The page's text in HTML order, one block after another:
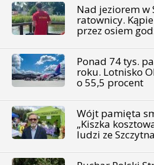
Nad jeziorem w
ratownicy.
przez osiem
Ponad 74 tys.
roku. Lotnisko
o 55,5 procent
Wójt pamięta
„Kiszka
ludzi ze